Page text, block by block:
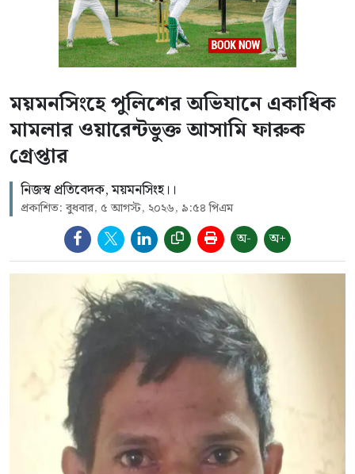
ময়মনসিংহে পুলিশের অভিযানে একাধিক
মামলার ওয়ারেন্টভুক্ত আসামি ফারুক
গ্রেপ্তার
নিজস্ব প্রতিবেদক, ময়মনসিংহ।।
প্রকাশিত: বুধবার, ৫ আগস্ট, ২০২৬, ৯:৫৪ পিএম
অ- অ+